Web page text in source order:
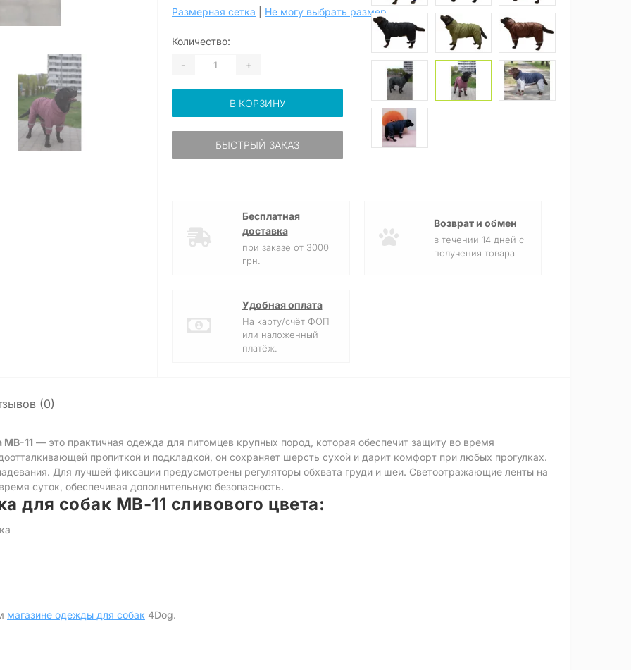
Размерная сетка Не могу выбрать размер
Количество:
- +
В КОРЗИНУ
БЫСТРЫЙ ЗАКАЗ
Бесплатная
доставка
при заказе от 3000
грн.
Возврат и обмен
в течении 14 дней с
получения товара
Удобная оплата
На карту/счёт ФОП
или наложенный
платёж.
(0)
11 — это практичная одежда для питомцев крупных пород, которая обеспечит защиту во время
пропиткой и подкладкой, он сохраняет шерсть сухой и дарит комфорт при любых прогулках.
Для лучшей фиксации предусмотрены регуляторы обхвата груди и шеи. Светоотражающие ленты на
суток, обеспечивая дополнительную безопасность.
для собак MB-11 сливового цвета:
магазине одежды для собак 4Dog.